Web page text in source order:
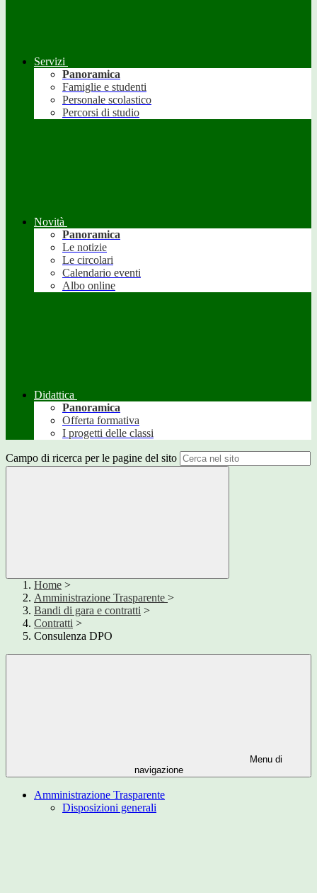
Servizi
Panoramica
Famiglie e studenti
Personale scolastico
Percorsi di studio
Novità
Panoramica
Le notizie
Le circolari
Calendario eventi
Albo online
Didattica
Panoramica
Offerta formativa
I progetti delle classi
Campo di ricerca per le pagine del sito
Home >
Amministrazione Trasparente >
Bandi di gara e contratti >
Contratti >
Consulenza DPO
Menu di
navigazione
Amministrazione Trasparente
Disposizioni generali